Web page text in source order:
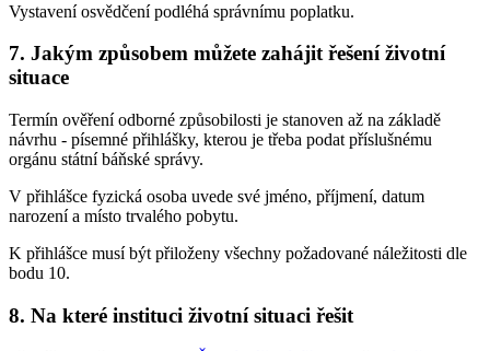
Vystavení osvědčení podléhá správnímu poplatku.
7. Jakým způsobem můžete zahájit řešení životní
situace
Termín ověření odborné způsobilosti je stanoven až na základě
návrhu - písemné přihlášky, kterou je třeba podat příslušnému
orgánu státní báňské správy.
V přihlášce fyzická osoba uvede své jméno, příjmení, datum
narození a místo trvalého pobytu.
K přihlášce musí být přiloženy všechny požadované náležitosti dle
bodu 10.
8. Na které instituci životní situaci řešit